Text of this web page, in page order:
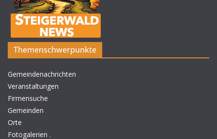
Themenschwerpunkte
Gemeindenachrichten
Veranstaltungen
Firmensuche
Gemeinden
Orte
Fotogalerien .